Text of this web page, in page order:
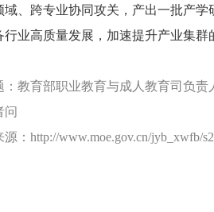
域、跨专业协同攻关，产出一批产
行业高质量发展，加速提升产业集群
：教育部职业教育与成人教育司负
问
：http://www.moe.gov.cn/jyb_xwfb/